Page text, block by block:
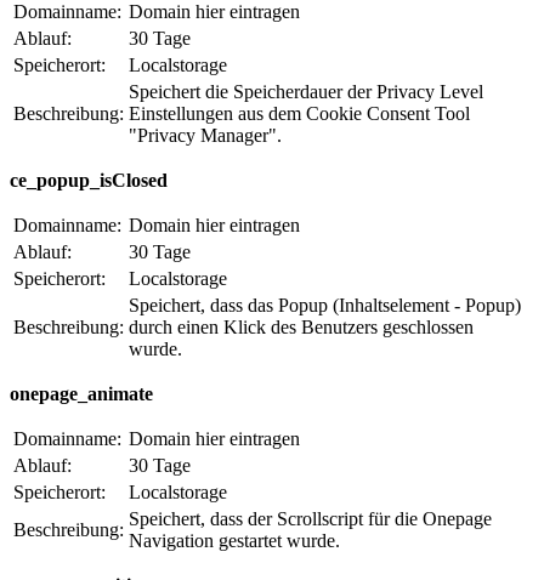
Domainname: Domain hier eintragen
Ablauf:
30 Tage
Speicherort:
Localstorage
Beschreibung:
Speichert die Speicherdauer der Privacy Level
Einstellungen aus dem Cookie Consent Tool
"Privacy Manager".
ce_popup_isClosed
Domainname: Domain hier eintragen
Ablauf:
30 Tage
Speicherort:
Localstorage
Beschreibung:
Speichert, dass das Popup (Inhaltselement - Popup)
durch einen Klick des Benutzers geschlossen
wurde.
onepage_animate
Domainname: Domain hier eintragen
Ablauf:
30 Tage
Speicherort:
Localstorage
Beschreibung:
Speichert, dass der Scrollscript für die Onepage
Navigation gestartet wurde.